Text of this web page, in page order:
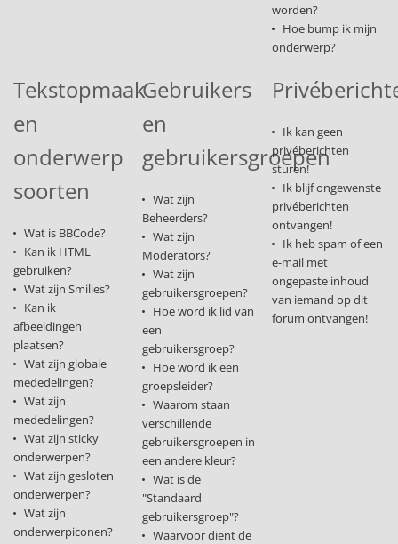
worden?
Hoe bump ik mijn
onderwerp?
Tekstopmaak
en
onderwerp
soorten
Wat is BBCode?
Kan ik HTML
gebruiken?
Wat zijn Smilies?
Kan ik
afbeeldingen
plaatsen?
Wat zijn globale
mededelingen?
Wat zijn
mededelingen?
Wat zijn sticky
onderwerpen?
Wat zijn gesloten
onderwerpen?
Wat zijn
onderwerpiconen?
Gebruikers
en
gebruikersgroepen
Wat zijn
Beheerders?
Wat zijn
Moderators?
Wat zijn
gebruikersgroepen?
Hoe word ik lid van
een
gebruikersgroep?
Hoe word ik een
groepsleider?
Waarom staan
verschillende
gebruikersgroepen in
een andere kleur?
Wat is de
"Standaard
gebruikersgroep"?
Waarvoor dient de
Ik kan geen
privéberichten
sturen!
Ik blijf ongewenste
privéberichten
ontvangen!
Ik heb spam of een
e-mail met
ongepaste inhoud
van iemand op dit
forum ontvangen!